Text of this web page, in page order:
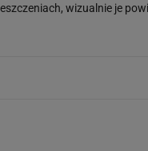
wizualnie je